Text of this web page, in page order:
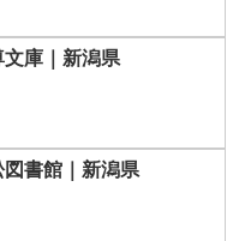
庫｜新潟県
書館｜新潟県